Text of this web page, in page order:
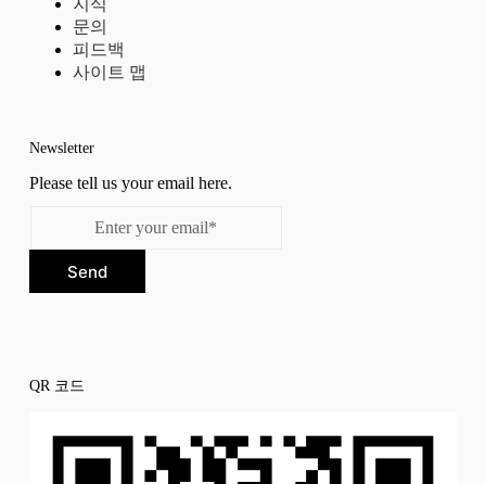
지식
문의
피드백
사이트 맵
Newsletter
Please tell us your email here.
Send
QR 코드